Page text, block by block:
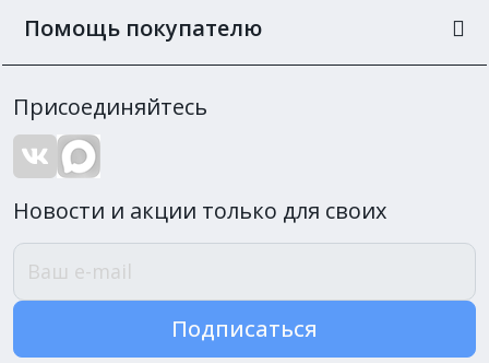
Помощь покупателю
Присоединяйтесь
Новости и акции только для своих
Подписаться